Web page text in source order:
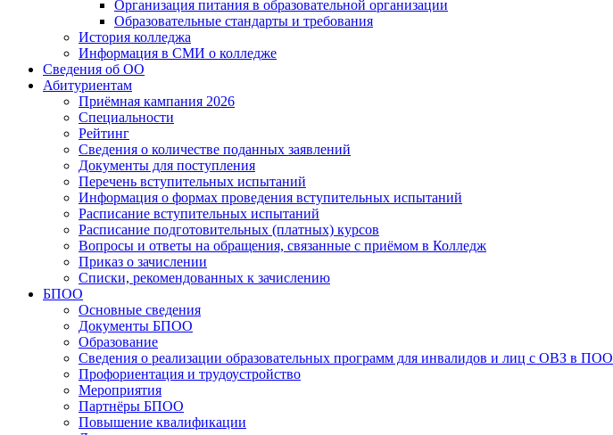
Организация питания в образовательной организации
Образовательные стандарты и требования
История колледжа
Информация в СМИ о колледже
Сведения об ОО
Абитуриентам
Приёмная кампания 2026
Специальности
Рейтинг
Сведения о количестве поданных заявлений
Документы для поступления
Перечень вступительных испытаний
Информация о формах проведения вступительных испытаний
Расписание вступительных испытаний
Расписание подготовительных (платных) курсов
Вопросы и ответы на обращения, связанные с приёмом в Колледж
Приказ о зачислении
Списки, рекомендованных к зачислению
БПОО
Основные сведения
Документы БПОО
Образование
Сведения о реализации образовательных программ для инвалидов и лиц с ОВЗ в ПОО
Профориентация и трудоустройство
Мероприятия
Партнёры БПОО
Повышение квалификации